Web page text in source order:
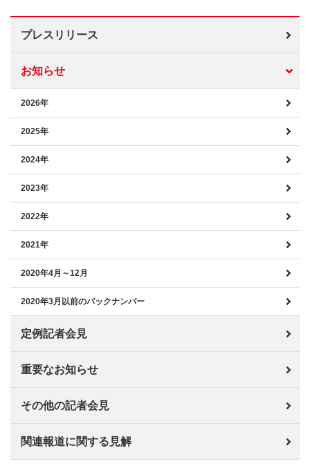
プレスリリース
お知らせ
2026年
2025年
2024年
2023年
2022年
2021年
2020年4月～12月
2020年3月以前のバックナンバー
定例記者会見
重要なお知らせ
その他の記者会見
関連報道に関する見解